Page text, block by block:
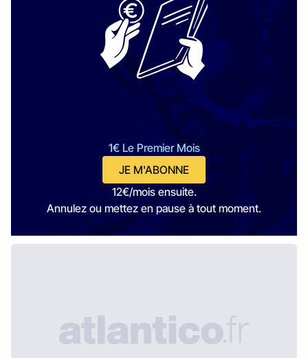
1€ Le Premier Mois
JE M'ABONNE
12€/mois ensuite.
Annulez ou mettez en pause à tout moment.